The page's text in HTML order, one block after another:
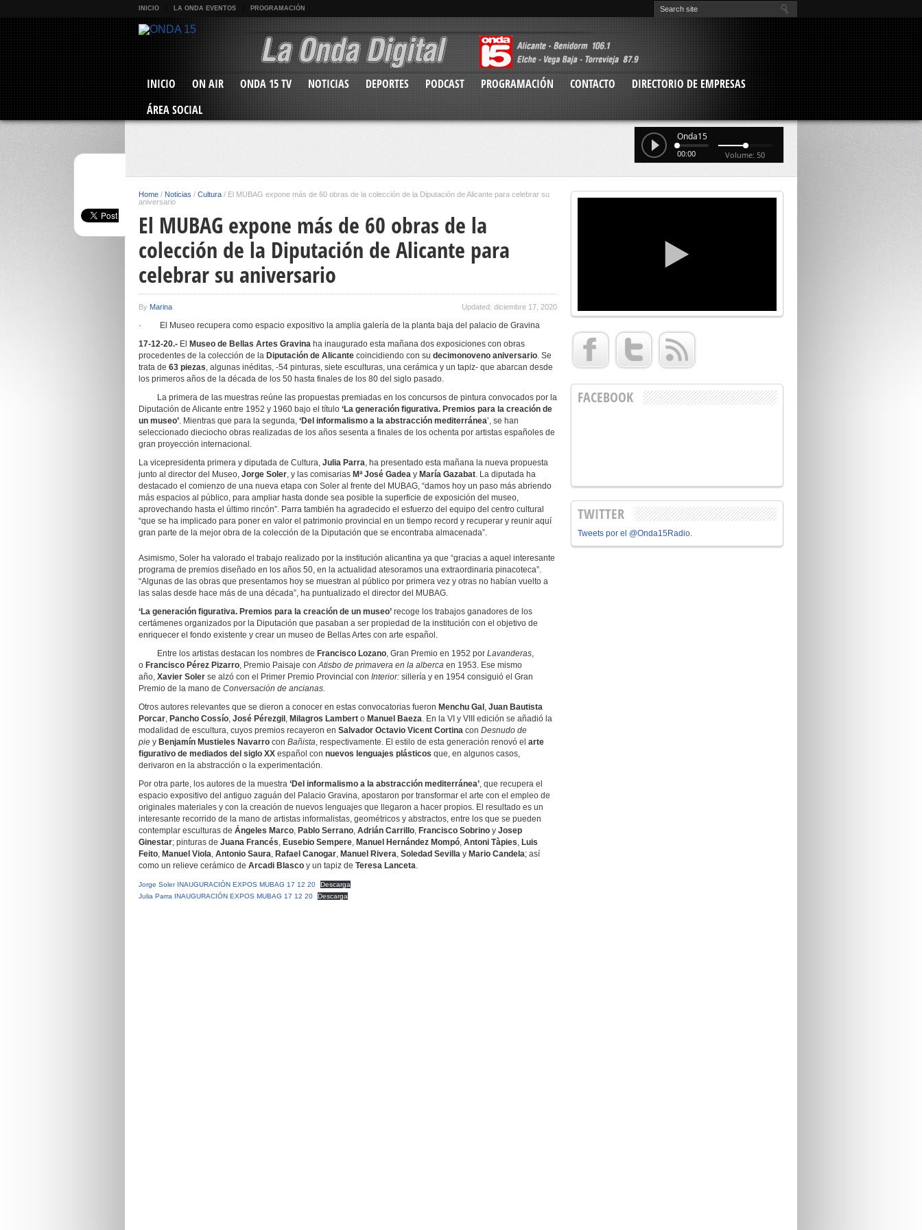
INICIO LA ONDA EVENTOS PROGRAMACIÓN
INICIO ON AIR ONDA 15 TV NOTICIAS DEPORTES PODCAST PROGRAMACIÓN CONTACTO
DIRECTORIO DE EMPRESAS
ÁREA SOCIAL
Onda15
00:00 Volume: 50
Home / Noticias / Cultura / El MUBAG expone más de 60 obras de la colección de la Diputación de Alicante para celebrar su
aniversario
El MUBAG expone más de 60 obras de la
colección de la Diputación de Alicante para
celebrar su aniversario
By Marina Updated: diciembre 17, 2020
· El Museo recupera como espacio expositivo la amplia galería de la planta baja del palacio de Gravina
17-12-20.- El Museo de Bellas Artes Gravina ha inaugurado esta mañana dos exposiciones con obras
procedentes de la colección de la Diputación de Alicante coincidiendo con su decimonoveno aniversario. Se
trata de 63 piezas, algunas inéditas, -54 pinturas, siete esculturas, una cerámica y un tapiz- que abarcan desde
los primeros años de la década de los 50 hasta finales de los 80 del siglo pasado.
La primera de las muestras reúne las propuestas premiadas en los concursos de pintura convocados por la
Diputación de Alicante entre 1952 y 1960 bajo el título ‘La generación figurativa. Premios para la creación de
un museo’. Mientras que para la segunda, ‘Del informalismo a la abstracción mediterránea’, se han
seleccionado dieciocho obras realizadas de los años sesenta a finales de los ochenta por artistas españoles de
gran proyección internacional.
La vicepresidenta primera y diputada de Cultura, Julia Parra, ha presentado esta mañana la nueva propuesta
junto al director del Museo, Jorge Soler, y las comisarias Mª José Gadea y María Gazabat. La diputada ha
destacado el comienzo de una nueva etapa con Soler al frente del MUBAG, “damos hoy un paso más abriendo
más espacios al público, para ampliar hasta donde sea posible la superficie de exposición del museo,
aprovechando hasta el último rincón”. Parra también ha agradecido el esfuerzo del equipo del centro cultural
“que se ha implicado para poner en valor el patrimonio provincial en un tiempo record y recuperar y reunir aquí
gran parte de la mejor obra de la colección de la Diputación que se encontraba almacenada”.
Asimismo, Soler ha valorado el trabajo realizado por la institución alicantina ya que “gracias a aquel interesante
programa de premios diseñado en los años 50, en la actualidad atesoramos una extraordinaria pinacoteca”.
“Algunas de las obras que presentamos hoy se muestran al público por primera vez y otras no habían vuelto a
las salas desde hace más de una década”, ha puntualizado el director del MUBAG.
‘La generación figurativa. Premios para la creación de un museo’ recoge los trabajos ganadores de los
certámenes organizados por la Diputación que pasaban a ser propiedad de la institución con el objetivo de
enriquecer el fondo existente y crear un museo de Bellas Artes con arte español.
Entre los artistas destacan los nombres de Francisco Lozano, Gran Premio en 1952 por Lavanderas,
o Francisco Pérez Pizarro, Premio Paisaje conAtisbo de primavera en la alberca en 1953. Ese mismo
año, Xavier Soler se alzó con el Primer Premio Provincial con Interior: sillería y en 1954 consiguió el Gran
Premio de la mano de Conversación de ancianas.
Otros autores relevantes que se dieron a conocer en estas convocatorias fueron Menchu Gal , Juan Bautista
Porcar, Pancho Cossío, José Pérezgil , Milagros Lambert o Manuel Baeza. En la VI y VIII edición se añadió la
modalidad de escultura, cuyos premios recayeron en Salvador Octavio Vicent Cortina con Desnudo de
pie y Benjamín Mustieles Navarro con Bañista, respectivamente. El estilo de esta generación renovó el arte
figurativo de mediados del siglo XX español con nuevos lenguajes plásticos que, en algunos casos,
derivaron en la abstracción o la experimentación.
Por otra parte, los autores de la muestra ‘Del informalismo a la abstracción mediterránea’, que recupera el
espacio expositivo del antiguo zaguán del Palacio Gravina, apostaron por transformar el arte con el empleo de
originales materiales y con la creación de nuevos lenguajes que llegaron a hacer propios. El resultado es un
interesante recorrido de la mano de artistas informalistas, geométricos y abstractos, entre los que se pueden
contemplar esculturas de Ángeles Marco, Pablo Serrano, Adrián Carrillo, Francisco Sobrino y Josep
Ginestar; pinturas de Juana Francés, Eusebio Sempere, Manuel Hernández Mompó, Antoni Tàpies, Luis
Feito, Manuel Viola, Antonio Saura, Rafael Canogar, Manuel Rivera, Soledad Sevilla y Mario Candela; así
como un relieve cerámico de Arcadi Blasco y un tapiz de Teresa Lanceta.
Jorge Soler INAUGURACIÓN EXPOS MUBAG 17 12 20
Descarga
Julia Parra INAUGURACIÓN EXPOS MUBAG 17 12 20
Descarga
FACEBOOK
TWITTER
Tweets por el @Onda15Radio.